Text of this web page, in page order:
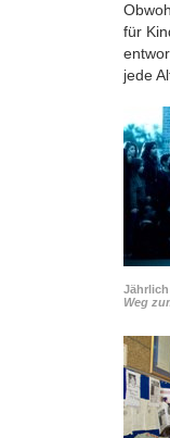
für
jede
Weg